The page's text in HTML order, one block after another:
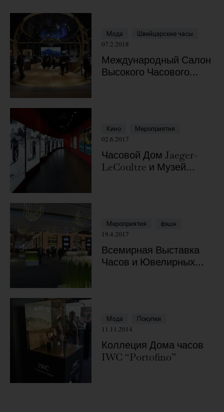
Мода Швейцарские часы
07.2.2018
Международный Салон
Высокого Часового
Кино Мероприятия
02.6.2017
Часовой Дом Jaeger-
LeCoultre и Музей
Мероприятия фэшн
19.4.2017
Всемирная Выставка
Часов и Ювелирных
Мода Покупки
11.11.2014
Коллеция Дома часов
IWC “Portofino”